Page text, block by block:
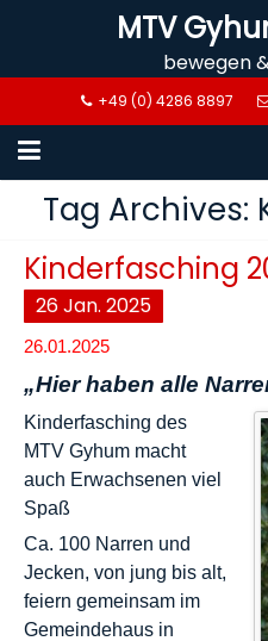
MTV
bewegen
+49 (0) 4286 8897
Tag Archives:
Kinderfasching
26Jan.2025
26.01.2025
„Hier haben alle
Kinderfasching des
MTV Gyhum macht
auch Erwachsenen viel
Spaß
Ca. 100 Narren und
Jecken, von jung bis alt,
feiern gemeinsam im
Gemeindehaus in